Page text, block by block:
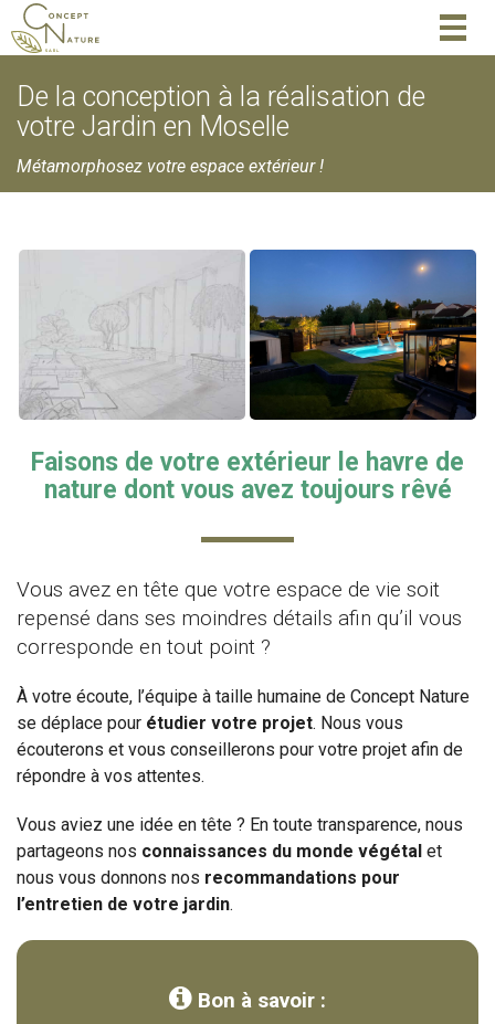
De la conception à la réalisation de
votre Jardin en Moselle
Métamorphosez votre espace extérieur !
Faisons de votre extérieur le havre de
nature dont vous avez toujours rêvé
Vous avez en tête que votre espace de vie soit
repensé dans ses moindres détails afin qu’il vous
corresponde en tout point ?
À votre écoute, l’équipe à taille humaine de Concept Nature
se déplace pour étudier votre projet. Nous vous
écouterons et vous conseillerons pour votre projet afin de
répondre à vos attentes.
Vous aviez une idée en tête ? En toute transparence, nous
partageons nos connaissances du monde végétal et
nous vous donnons nos recommandations pour
l’entretien de votre jardin.
 Bon à savoir :